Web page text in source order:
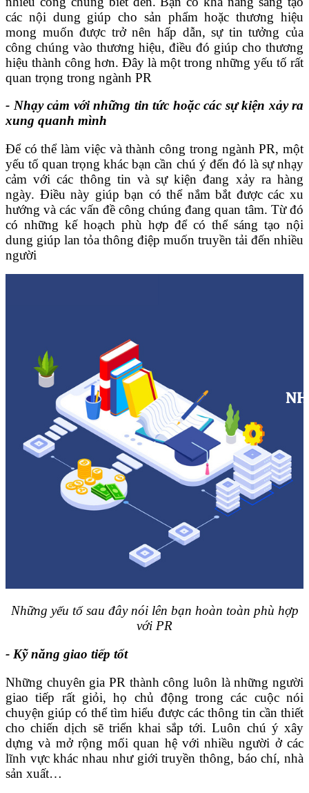
các nội dung giúp cho sản phẩm hoặc thương hiệu
mong muốn được trở nên hấp dẫn, sự tin tưởng của
công chúng vào thương hiệu, điều đó giúp cho thương
hiệu thành công hơn. Đây là một trong những yếu tố rất
quan trọng trong ngành PR
- Nhạy cảm với những tin tức hoặc các sự kiện xảy ra
xung quanh mình
Để có thể làm việc và thành công trong ngành PR, một
yếu tố quan trọng khác bạn cần chú ý đến đó là sự nhạy
cảm với các thông tin và sự kiện đang xảy ra hàng
ngày. Điều này giúp bạn có thể nắm bắt được các xu
hướng và các vấn đề công chúng đang quan tâm. Từ đó
có những kế hoạch phù hợp để có thể sáng tạo nội
dung giúp lan tỏa thông điệp muốn truyền tải đến nhiều
người
Những yếu tố sau đây nói lên bạn hoàn toàn phù hợp
với PR
- Kỹ năng giao tiếp tốt
Những chuyên gia PR thành công luôn là những người
giao tiếp rất giỏi, họ chủ động trong các cuộc nói
chuyện giúp có thể tìm hiểu được các thông tin cần thiết
cho chiến dịch sẽ triển khai sắp tới. Luôn chú ý xây
dựng và mở rộng mối quan hệ với nhiều người ở các
lĩnh vực khác nhau như giới truyền thông, báo chí, nhà
sản xuất…